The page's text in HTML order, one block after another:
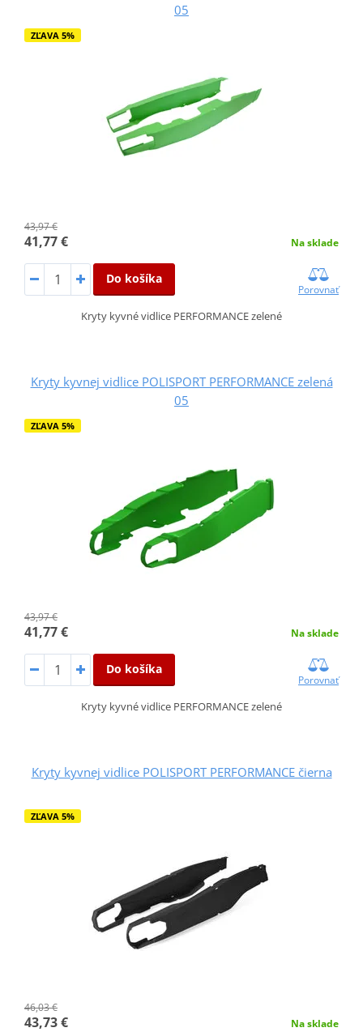
05
ZĽAVA 5%
43,97 €
41,77 € Na sklade
Do košíka
Porovnať
Kryty kyvné vidlice PERFORMANCE zelené
Kryty kyvnej vidlice POLISPORT PERFORMANCE zelená
05
ZĽAVA 5%
43,97 €
41,77 € Na sklade
Do košíka
Porovnať
Kryty kyvné vidlice PERFORMANCE zelené
Kryty kyvnej vidlice POLISPORT PERFORMANCE čierna
ZĽAVA 5%
46,03 €
43,73 € Na sklade